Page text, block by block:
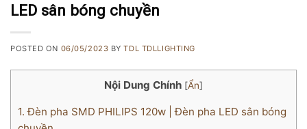
LED sân bóng chuyền
POSTED ON 06/05/2023 BYTDL TDLLIGHTING
Nội Dung Chính [Ẩn]
1. Đèn pha SMD PHILIPS 120w | Đèn pha LED sân bóng